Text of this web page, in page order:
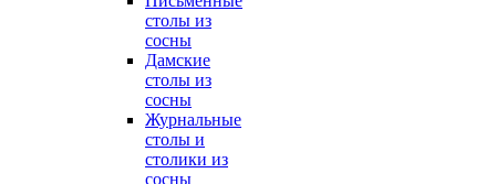
столы из
сосны
Дамские
столы из
сосны
Журнальные
столы и
столики из
сосны